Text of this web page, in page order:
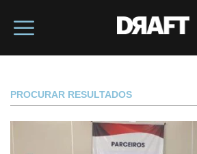
PROCURAR RESULTADOS